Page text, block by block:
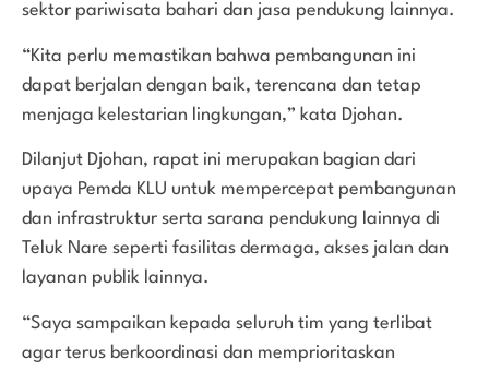
sektor pariwisata bahari dan jasa pendukung lainnya.
“Kita perlu memastikan bahwa pembangunan ini
dapat berjalan dengan baik, terencana dan tetap
menjaga kelestarian lingkungan,” kata Djohan.
Dilanjut Djohan, rapat ini merupakan bagian dari
upaya Pemda KLU untuk mempercepat pembangunan
dan infrastruktur serta sarana pendukung lainnya di
Teluk Nare seperti fasilitas dermaga, akses jalan dan
layanan publik lainnya.
“Saya sampaikan kepada seluruh tim yang terlibat
agar terus berkoordinasi dan memprioritaskan